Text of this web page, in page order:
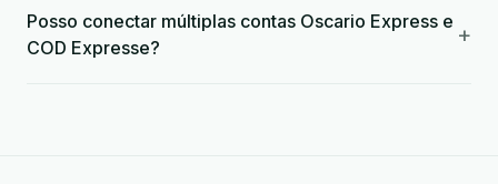
Posso conectar múltiplas contas Oscario Express e
COD Expresse?
+